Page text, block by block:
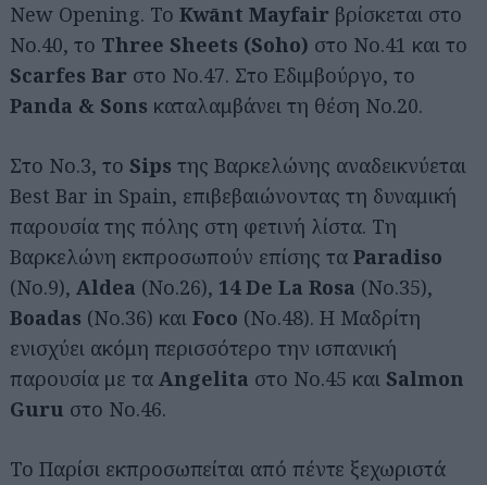
New Opening. Το Kwānt Mayfair βρίσκεται στο
Νο.40, το Three Sheets (Soho) στο Νο.41 και το
Scarfes Bar στο Νο.47. Στο Εδιμβούργο, το
Panda & Sons καταλαμβάνει τη θέση Νο.20.
Στο Νο.3, το Sips της Βαρκελώνης αναδεικνύεται
Best Bar in Spain, επιβεβαιώνοντας τη δυναμική
παρουσία της πόλης στη φετινή λίστα. Τη
Βαρκελώνη εκπροσωπούν επίσης τα Paradiso
(Νο.9), Aldea (Νο.26), 14 De La Rosa (Νο.35),
Boadas (Νο.36) και Foco (Νο.48). Η Μαδρίτη
ενισχύει ακόμη περισσότερο την ισπανική
παρουσία με τα Angelita στο Νο.45 και Salmon
Guru στο Νο.46.
Το Παρίσι εκπροσωπείται από πέντε ξεχωριστά